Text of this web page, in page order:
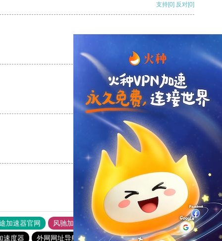
支持[0] 反对[0]
支持
支持[0] 反对[0]
支持[0] 反对[0]
加速器官网 风驰加速器
旋风加速器
速度器 外网网址导航 软件中心 anyconnect 1元机场